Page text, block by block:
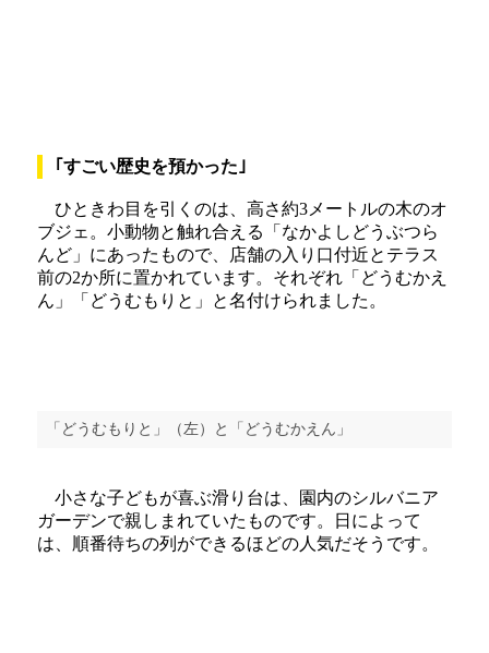
｢すごい歴史を預かった｣
ひときわ目を引くのは、高さ約3メートルの木のオ
ブジェ。小動物と触れ合える「なかよしどうぶつら
んど」にあったもので、店舗の入り口付近とテラス
前の2か所に置かれています。それぞれ「どうむかえ
ん」「どうむもりと」と名付けられました。
「どうむもりと」（左）と「どうむかえん」
小さな子どもが喜ぶ滑り台は、園内のシルバニア
ガーデンで親しまれていたものです。日によって
は、順番待ちの列ができるほどの人気だそうです。